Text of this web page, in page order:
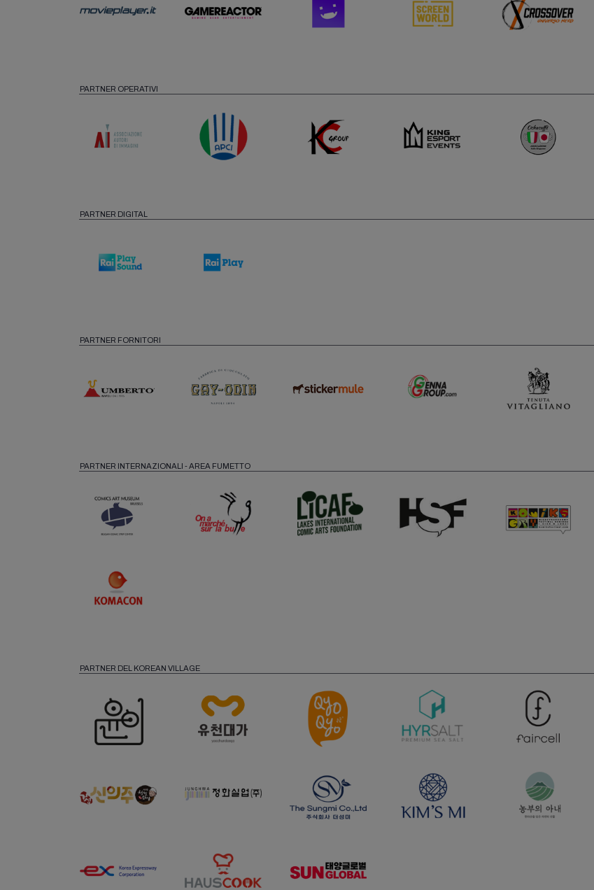
PARTNER OPERATIVI
PARTNER DIGITAL
PARTNER FORNITORI
PARTNER INTERNAZIONALI - AREA FUMETTO
PARTNER DEL KOREAN VILLAGE